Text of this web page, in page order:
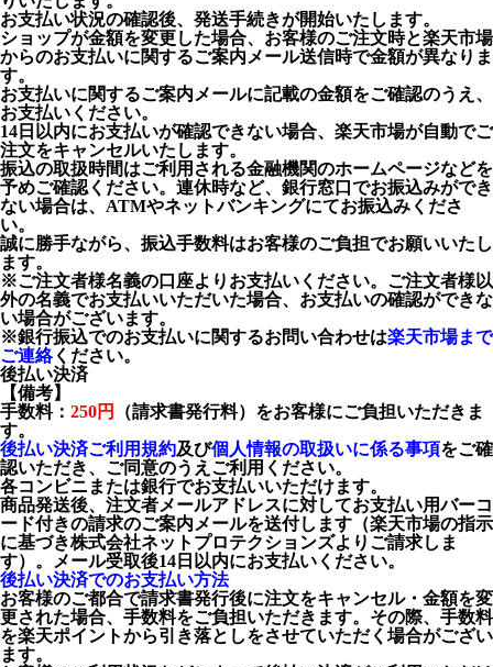
お支払い状況の確認後、発送手続きが開始いたします。
ショップが金額を変更した場合、お客様のご注文時と楽天市場
からのお支払いに関するご案内メール送信時で金額が異なりま
す。
お支払いに関するご案内メールに記載の金額をご確認のうえ、
お支払いください。
14日以内にお支払いが確認できない場合、楽天市場が自動でご
注文をキャンセルいたします。
振込の取扱時間はご利用される金融機関のホームページなどを
予めご確認ください。連休時など、銀行窓口でお振込みができ
ない場合は、ATMやネットバンキングにてお振込みくださ
い。
誠に勝手ながら、振込手数料はお客様のご負担でお願いいたし
ます。
※ご注文者様名義の口座よりお支払いください。ご注文者様以
外の名義でお支払いいただいた場合、お支払いの確認ができな
い場合がございます。
※銀行振込でのお支払いに関するお問い合わせは楽天市場まで
ご連絡ください。
後払い決済
【備考】
手数料： 250円
（請求書発行料）をお客様にご負担いただきま
す。
後払い決済ご利用規約及び個人情報の取扱いに係る事項をご確
認いただき、ご同意のうえご利用ください。
各コンビニまたは銀行でお支払いいただけます。
商品発送後、注文者メールアドレスに対してお支払い用バーコ
ード付きの請求のご案内メールを送付します（楽天市場の指示
に基づき株式会社ネットプロテクションズよりご請求しま
す）。メール受取後14日以内にお支払いください。
後払い決済でのお支払い方法
お客様のご都合で請求書発行後に注文をキャンセル・金額を変
更された場合、手数料をご負担いただきます。その際、手数料
を楽天ポイントから引き落としをさせていただく場合がござい
ます。